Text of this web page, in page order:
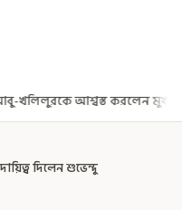
এগিয়ে গেল
দিলেন শুভেন্দু